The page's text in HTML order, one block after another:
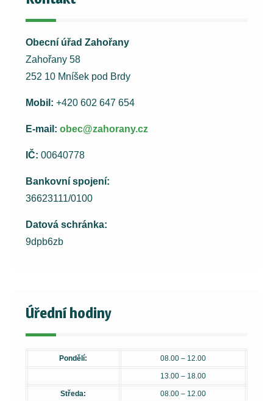
Obecní úřad Zahořany
Zahořany 58
252 10 Mníšek pod Brdy
Mobil: +420 602 647 654
E-mail: obec@zahorany.cz
IČ: 00640778
Bankovní spojení:
36623111/0100
Datová schránka:
9dpb6zb
Úřední hodiny
Pondělí: 08.00 – 12.00
13.00 – 18.00
Středa: 08.00 – 12.00